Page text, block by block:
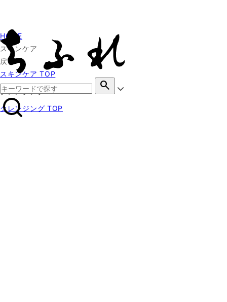
search
HOME
スキンケア
戻る
スキンケア TOP
クレンジング
クレンジング TOP